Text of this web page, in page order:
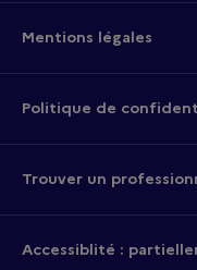
Mentions légales
Politique de
Trouver un
Accessiblité :